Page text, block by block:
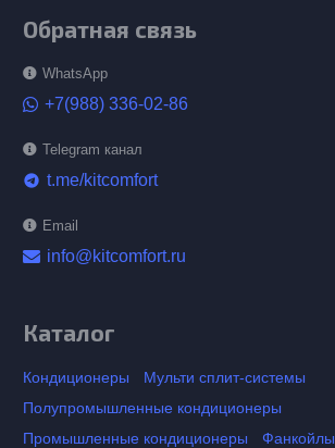
Обратная связь
WhatsApp
+7(988) 336-02-86
Telegram канал
telegram t.me/kitcomfort
Email
info@kitcomfort.ru
Каталог
Кондиционеры
Мульти сплит-системы
Полупромышленные кондиционеры
Промышленные кондиционеры
Фанкойлы